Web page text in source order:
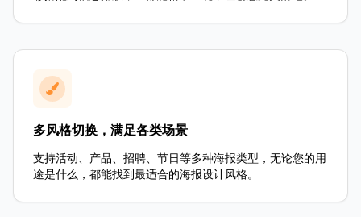
多风格切换，满足各类场景
支持活动、产品、招聘、节日等多种海报类型，无论您的用
途是什么，都能找到最适合的海报设计风格。